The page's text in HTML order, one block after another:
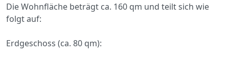
Die Wohnfläche beträgt ca. 160 qm und teilt sich wie
folgt auf:
Erdgeschoss (ca. 80 qm):